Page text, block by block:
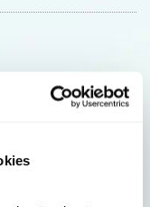
acties en tips